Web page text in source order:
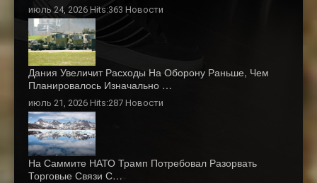
июль 24, 2026 Hits:363 Новости
Дания Увеличит Расходы На Оборону Раньше, Чем
Планировалось Изначально …
июль 21, 2026 Hits:287 Новости
На Саммите НАТО Трамп Потребовал Разорвать
Торговые Связи С…